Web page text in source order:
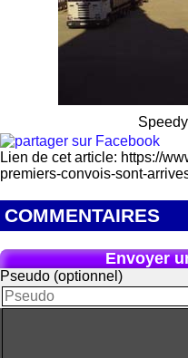
Speedy
Lien de cet article: https://
premiers-convois-sont-
COMMENTAIRES
Envoyer
Pseudo (optionnel)